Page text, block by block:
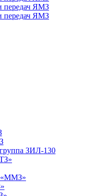
передач ЯМЗ
передач ЯМЗ
ЗИЛ-130
«ММЗ»